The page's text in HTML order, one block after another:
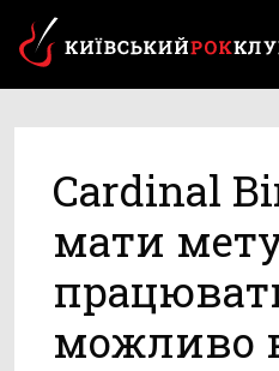
Cardinal
мати мету
можливо